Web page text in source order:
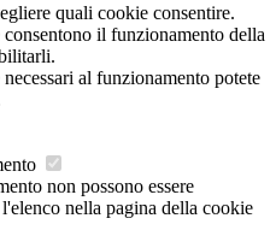
quali cookie consentire.
il funzionamento della
al funzionamento potete
non possono essere
nella pagina della cookie